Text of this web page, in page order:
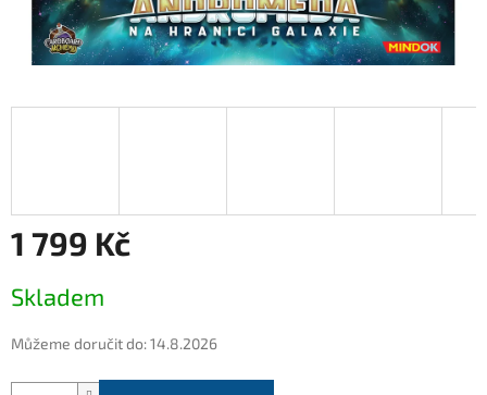
1 799 Kč
cena:
Skladem
Můžeme doručit do:14.8.2026